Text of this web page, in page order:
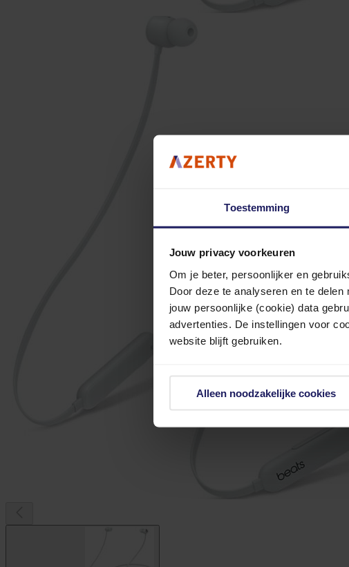
Toestemming
Jouw privacy voorkeuren
Om je beter, persoonlijker en
Door deze te analyseren en te
jouw persoonlijke (cookie) data
advertenties. De instellingen voor
website blijft gebruiken.
Alleen noodzakelijke cookies